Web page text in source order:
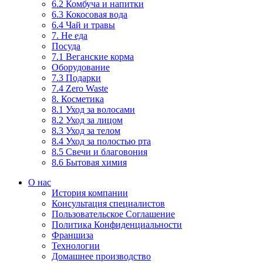
6.2 Комбуча и напитки
6.3 Кокосовая вода
6.4 Чай и травы
7. Не еда
Посуда
7.1 Веганские корма
Оборудование
7.3 Подарки
7.4 Zero Waste
8. Косметика
8.1 Уход за волосами
8.2 Уход за лицом
8.3 Уход за телом
8.4 Уход за полостью рта
8.5 Свечи и благовония
8.6 Бытовая химия
О нас
История компании
Консультация специалистов
Пользовательское Соглашение
Политика Конфиденциальности
Франшиза
Технологии
Домашнее производство